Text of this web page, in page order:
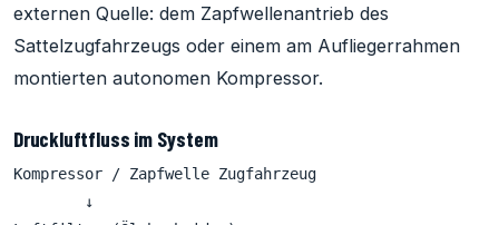
externen Quelle: dem Zapfwellenantrieb des
Sattelzugfahrzeugs oder einem am Aufliegerrahmen
montierten autonomen Kompressor.
Druckluftfluss im System
Kompressor / Zapfwelle Zugfahrzeug
        ↓